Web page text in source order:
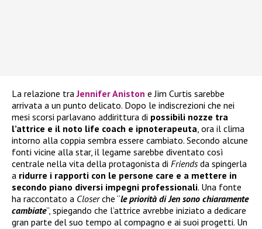
La relazione traJennifer Aniston e Jim Curtis sarebbe
arrivata a un punto delicato. Dopo le indiscrezioni che nei
mesi scorsi parlavano addirittura di possibili nozze tra
l’attrice e il noto life coach e ipnoterapeuta , ora il clima
intorno alla coppia sembra essere cambiato. Secondo alcune
fonti vicine alla star, il legame sarebbe diventato così
centrale nella vita della protagonista di Friendsda spingerla
a ridurre i rapporti con le persone care e a mettere in
secondo piano diversi impegni professionali. Una fonte
ha raccontato a Closerche “le priorità di Jen sono chiaramente
cambiate”, spiegando che l’attrice avrebbe iniziato a dedicare
gran parte del suo tempo al compagno e ai suoi progetti. Un